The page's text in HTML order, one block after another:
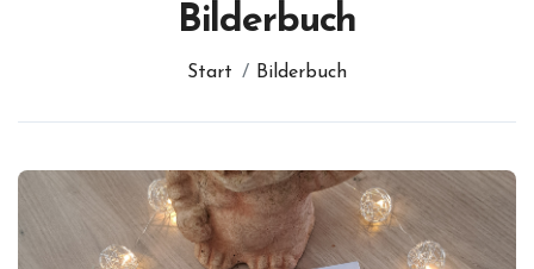
Bilderbuch
Start Bilderbuch